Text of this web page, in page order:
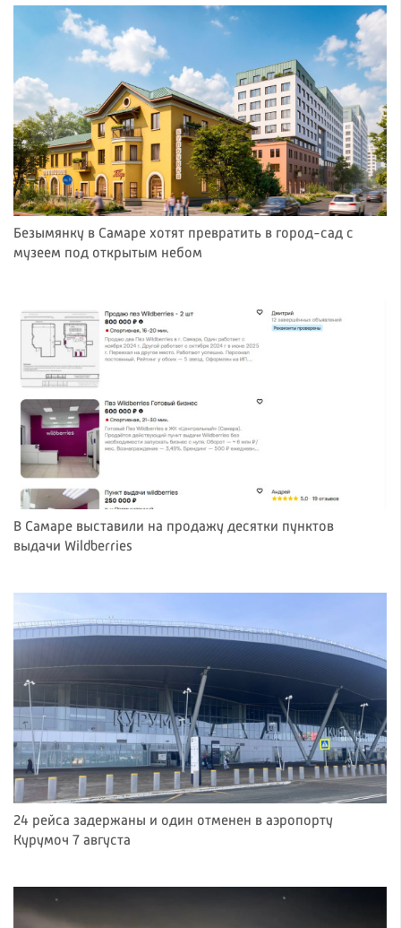
Безымянку в Самаре хотят превратить в город-сад с
музеем под открытым небом
В Самаре выставили на продажу десятки пунктов
выдачи Wildberries
24 рейса задержаны и один отменен в аэропорту
Курумоч 7 августа